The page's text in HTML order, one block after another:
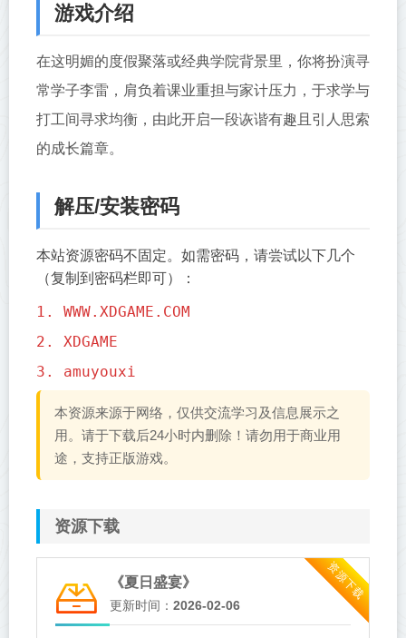
游戏介绍
在这明媚的度假聚落或经典学院背景里，你将扮演寻
常学子李雷，肩负着课业重担与家计压力，于求学与
打工间寻求均衡，由此开启一段诙谐有趣且引人思索
的成长篇章。
解压/安装密码
本站资源密码不固定。如需密码，请尝试以下几个
（复制到密码栏即可）：
1. WWW.XDGAME.COM
2. XDGAME
3. amuyouxi
本资源来源于网络，仅供交流学习及信息展示之
用。请于下载后24小时内删除！请勿用于商业用
途，支持正版游戏。
资源下载
资源下载
《夏日盛宴》
更新时间： 2026-02-06